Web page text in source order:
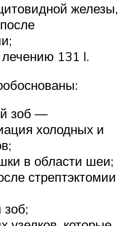
железы,
лечению 131 I.
зоб —
холодных и
в области шеи;
стрептэктомии
зоб;